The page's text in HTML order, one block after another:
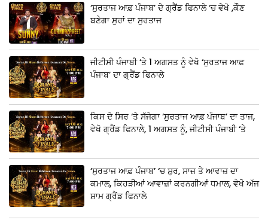
‘ਸੁਰਤਾਜ ਆਫ਼ ਪੰਜਾਬ’ ਦੇ ਗ੍ਰੈਂਡ ਫਿਨਾਲੇ ‘ਚ ਵੇਖੋ ,ਕੌਣ
ਬਣੇਗਾ ਸੁਰਾਂ ਦਾ ਸੁਰਤਾਜ
ਜੀਟੀਸੀ ਪੰਜਾਬੀ ‘ਤੇ 1 ਅਗਸਤ ਨੂੰ ਵੇਖੋ ‘ਸੁਰਤਾਜ ਆਫ਼
ਪੰਜਾਬ’ ਦਾ ਗ੍ਰੈਂਡ ਫਿਨਾਲੇ
ਕਿਸ ਦੇ ਸਿਰ ‘ਤੇ ਸੱਜੇਗਾ ‘ਸੁਰਤਾਜ ਆਫ਼ ਪੰਜਾਬ’ ਦਾ ਤਾਜ,
ਵੇਖੋ ਗ੍ਰੈਂਡ ਫਿਨਾਲੇ, 1 ਅਗਸਤ ਨੂੰ, ਜੀਟੀਸੀ ਪੰਜਾਬੀ ‘ਤੇ
‘ਸੁਰਤਾਜ ਆਫ਼ ਪੰਜਾਬ’ ‘ਚ ਸ਼ੁਰ, ਸਾਜ਼ ਤੇ ਆਵਾਜ਼ ਦਾ
ਕਮਾਲ, ਕਿਹੜੀਆਂ ਆਵਾਜ਼ਾਂ ਕਰਨਗੀਆਂ ਧਮਾਲ, ਵੇਖੋ ਅੱਜ
ਸ਼ਾਮ ਗ੍ਰੈਂਡ ਫਿਨਾਲੇ